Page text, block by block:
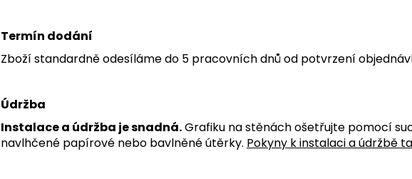
Termín dodání
Zboží standardně odesíláme do 5 pracovních dnů od potvrzení
Údržba
Instalace a údržba je snadná.Grafiku na stěnách ošetřujte pomocí
navlhčené papírové nebo bavlněné útěrky. Pokyny k instalaci a údržbě